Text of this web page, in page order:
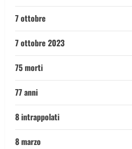
7 ottobre
7 ottobre 2023
75 morti
77 anni
8 intrappolati
8 marzo